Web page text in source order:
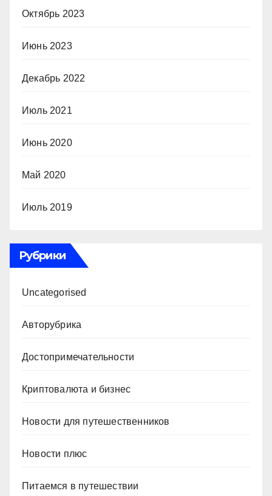
Октябрь 2023
Июнь 2023
Декабрь 2022
Июль 2021
Июнь 2020
Май 2020
Июль 2019
Рубрики
Uncategorised
Авторубрика
Достопримечательности
Криптовалюта и бизнес
Новости для путешественников
Новости плюс
Питаемся в путешествии